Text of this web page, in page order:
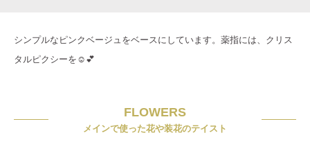
シンプルなピンクベージュをベースにしています。薬指には、クリス
タルピクシーを☺️💕
FLOWERS
メインで使った花や装花のテイスト